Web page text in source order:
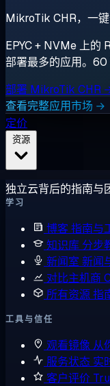
MikroTik CHR，一
EPYC + NVMe 上的
部署最多的应用。60
部署 MikroTik CHR
查看完整应用市场 →
定价
独立云背后的指南与
学习
博客指南与
知识库 分步
新闻室 新闻
对比主机商
所有资源指
工具与信任
观看镜像 从
服务状态 实
客户评价